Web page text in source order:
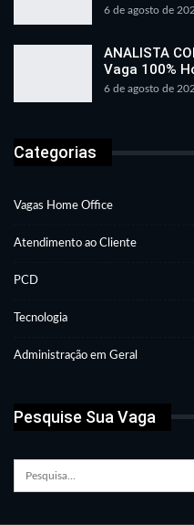
6 de agosto de
ANALISTA
Vaga 100%
6 de agosto de
Categorias
Vagas Home Office
Atendimento ao Cliente
PCD
Tecnologia
Administração em Geral
Pesquise Sua Vaga